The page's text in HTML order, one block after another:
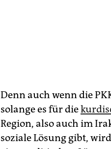
Denn auch wenn die
solange es für die
Region, also auch im
soziale Lösung gibt,